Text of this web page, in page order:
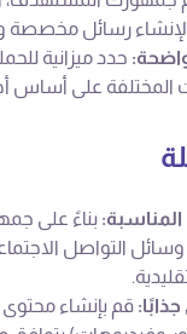
رسائل مخصصة
حدد ميزانية
المختلفة على أساس
المناسبة:بناءً على
التواصل
قم بإنشاء محتوى